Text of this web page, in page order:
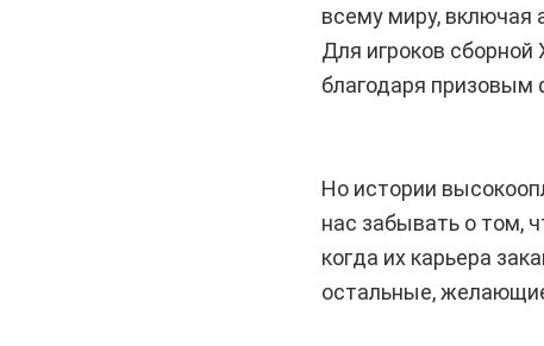
всему миру, включая
Для игроков
благодаря призовым
Но истории
нас забывать о том,
когда их карьера
остальные,